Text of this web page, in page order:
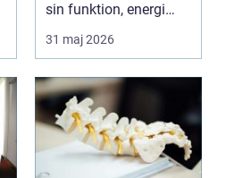
sin funktion, energi
och trygghet...
31 maj 2026